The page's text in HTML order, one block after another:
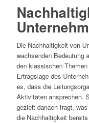
Die Nachhaltigkeit von
wachsenden Bedeutung
den klassischen
Ertragslage des
es, dass die
Aktivitäten ansprechen.
gezielt danach fragt,
die Nachhaltigkeit